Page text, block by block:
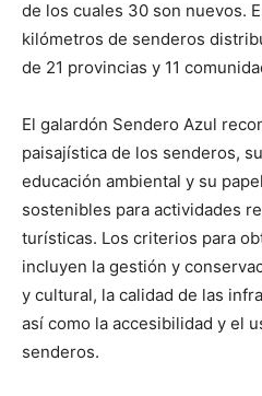
de los cuales 30 son nuevos.
kilómetros de senderos
de 21 provincias y 11
El galardón Sendero Azul
paisajística de los senderos,
educación ambiental y su
sostenibles para actividades
turísticas. Los criterios para
incluyen la gestión y
y cultural, la calidad de las
así como la accesibilidad y el
senderos.